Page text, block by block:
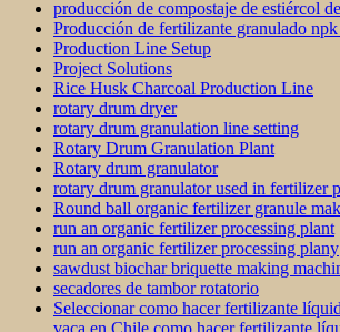
producción de compostaje de estiércol
Producción de fertilizante granulado
Production Line Setup
Project Solutions
Rice Husk Charcoal Production Line
rotary drum dryer
rotary drum granulation line setting
Rotary Drum Granulation Plant
Rotary drum granulator
rotary drum granulator used in fertilizer
Round ball organic fertilizer granule
run an organic fertilizer processing plant
run an organic fertilizer processing plany
sawdust biochar briquette making
secadores de tambor rotatorio
Seleccionar como hacer fertilizante